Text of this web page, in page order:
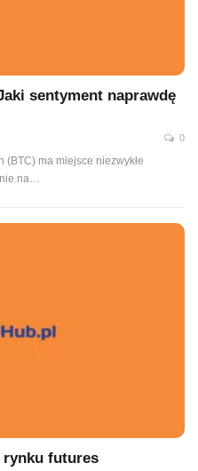
sentyment naprawdę
0
ma miejsce niezwykłe
na…
rynku futures